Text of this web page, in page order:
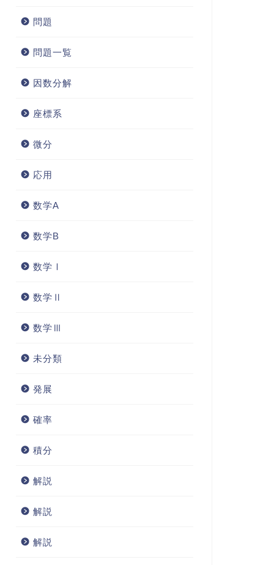
問題
問題一覧
因数分解
座標系
微分
応用
数学A
数学B
数学Ⅰ
数学Ⅱ
数学Ⅲ
未分類
発展
確率
積分
解説
解説
解説